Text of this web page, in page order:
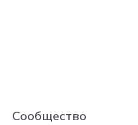
Сообщество